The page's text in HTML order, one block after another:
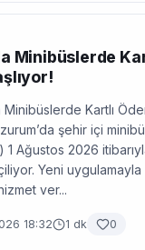
Minibüslerde
Minibüslerde Kartlı
şehir içi
1 Ağustos 2026
Yeni
ver...
18:32 1 dk 0